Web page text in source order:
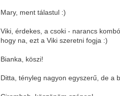
Mary, ment tálastul :)
Viki, érdekes, a csoki - narancs
hogy na, ezt a Viki szeretni fogja :)
Bianka, köszi!
Ditta, tényleg nagyon egyszerű, de a